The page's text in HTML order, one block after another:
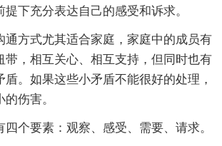
下充分表达自己的感受和诉求。
通方式尤其适合家庭，家庭中的成员有
带，相互关心、相互支持，但同时也有
。如果这些小矛盾不能很好的处理，
伤害。
四个要素：观察、感受、需要、请求。